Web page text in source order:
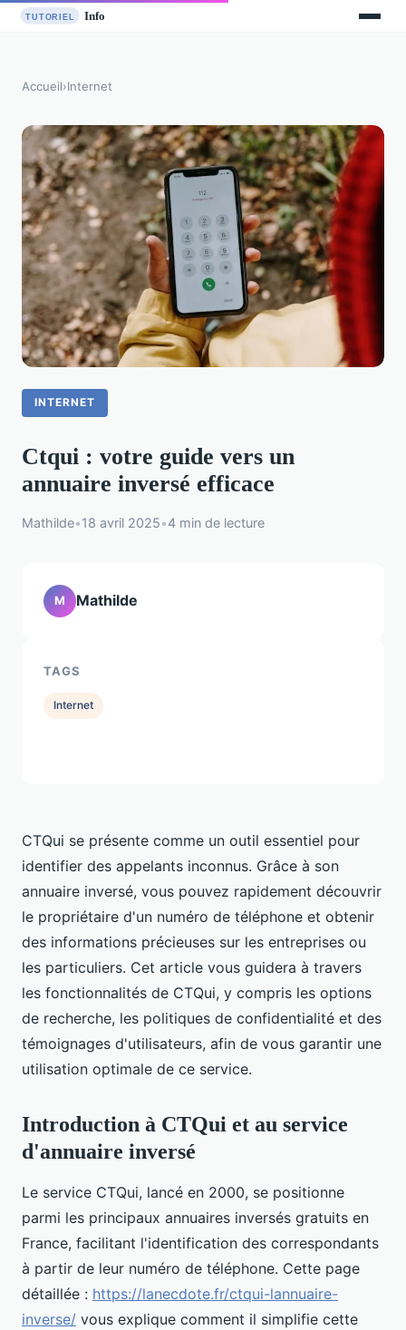
Accueil›Internet
INTERNET
Ctqui : votre guide vers un
annuaire inversé efficace
Mathilde•18 avril 2025•4 min de lecture
CTQui se présente comme un outil essentiel pour
identifier des appelants inconnus. Grâce à son
annuaire inversé, vous pouvez rapidement découvrir
le propriétaire d'un numéro de téléphone et obtenir
des informations précieuses sur les entreprises ou
les particuliers. Cet article vous guidera à travers
les fonctionnalités de CTQui, y compris les options
de recherche, les politiques de confidentialité et des
témoignages d'utilisateurs, afin de vous garantir une
utilisation optimale de ce service.
Introduction à CTQui et au service
d'annuaire inversé
Le service CTQui, lancé en 2000, se positionne
parmi les principaux annuaires inversés gratuits en
France, facilitant l'identification des correspondants
à partir de leur numéro de téléphone. Cette page
détaillée : https://lanecdote.fr/ctqui-lannuaire-
inverse/ vous explique comment il simplifie cette
M Mathilde
TAGS
Internet